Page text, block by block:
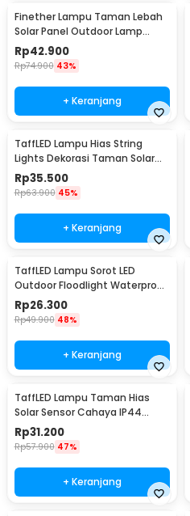
Finether Lampu Taman Lebah
Solar Panel Outdoor Lamp
Waterproof IP65 30 LED - BE306
Rp42.900
Rp74.900 43%
+ Keranjang
TaffLED Lampu Hias String
Lights Dekorasi Taman Solar
12M 100LED - S-04
Rp35.500
Rp63.900 45%
+ Keranjang
TaffLED Lampu Sorot LED
Outdoor Floodlight Waterproof
Cool White 50W - A8
Rp26.300
Rp49.900 48%
+ Keranjang
TaffLED Lampu Taman Hias
Solar Sensor Cahaya IP44
Warm White 4 PCS - L20
Rp31.200
Rp57.900 47%
+ Keranjang